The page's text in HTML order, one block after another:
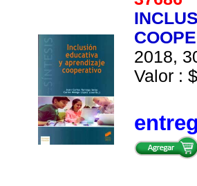
2018,
Valor :